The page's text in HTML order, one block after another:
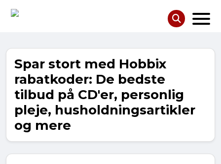
Spar stort med Hobbix
rabatkoder: De bedste
tilbud på CD'er, personlig
pleje, husholdningsartikler
og mere